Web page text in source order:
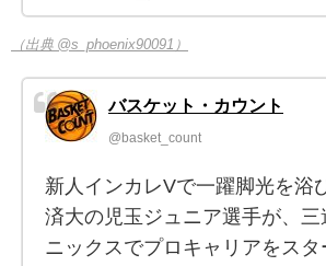
（出典 @s_phoenix90091）
バスケット・カウント
@basket_count
新人インカレVで一躍脚光を浴
済大の児玉ジュニア選手が、三
ニックスでプロキャリアをスタ